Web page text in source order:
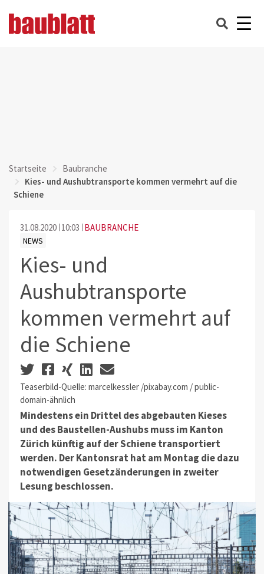
Startseite
Baubranche
Kies- und Aushubtransporte kommen vermehrt auf die
Schiene
31.08.2020 10:03 BAUBRANCHE
NEWS
Kies- und
Aushubtransporte
kommen vermehrt auf
die Schiene
Teaserbild-Quelle: marcelkessler /pixabay.com / public-
domain-ähnlich
Mindestens ein Drittel des abgebauten Kieses
und des Baustellen-Aushubs muss im Kanton
Zürich künftig auf der Schiene transportiert
werden. Der Kantonsrat hat am Montag die dazu
notwendigen Gesetzänderungen in zweiter
Lesung beschlossen.